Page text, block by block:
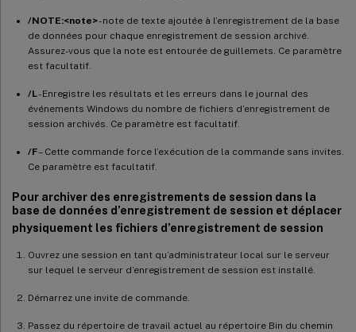
/NOTE:<note>- note de texte ajoutée à l’enregistrement de la base
de données pour chaque enregistrement de session archivé.
Assurez-vous que la note est entourée de guillemets. Ce paramètre
est facultatif.
/L- Enregistre les résultats et les erreurs dans le journal des
événements Windows du nombre de fichiers d’enregistrement de
session archivés. Ce paramètre est facultatif.
/F– Cette commande force l’exécution de la commande sans invites.
Ce paramètre est facultatif.
Pour archiver des enregistrements de session dans la
base de données d’enregistrement de session et déplacer
physiquement les fichiers d’enregistrement de session
Ouvrez une session en tant qu’administrateur local sur le serveur
sur lequel le serveur d’enregistrement de session est installé.
Démarrez une invite de commande.
Passez du répertoire de travail actuel au répertoire Bin du chemin